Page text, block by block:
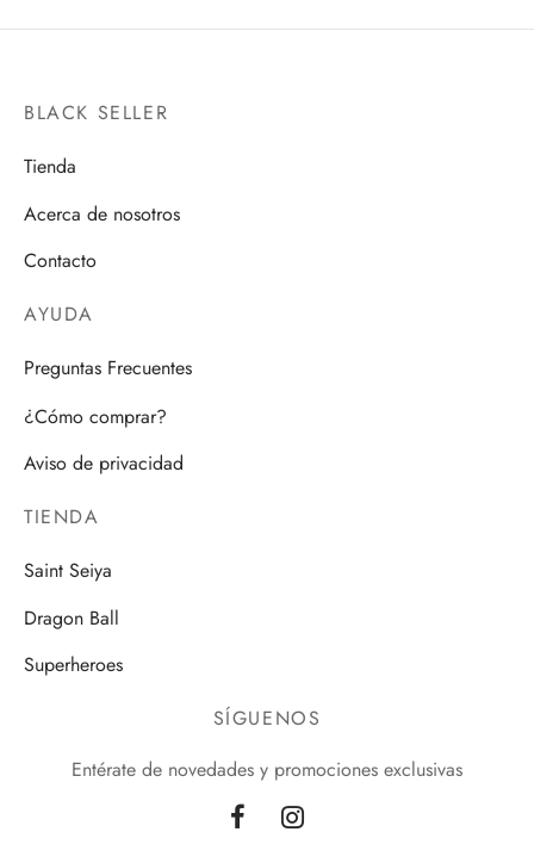
BLACK SELLER
Tienda
Acerca de nosotros
Contacto
AYUDA
Preguntas Frecuentes
¿Cómo comprar?
Aviso de privacidad
TIENDA
Saint Seiya
Dragon Ball
Superheroes
SÍGUENOS
Entérate de novedades y promociones exclusivas